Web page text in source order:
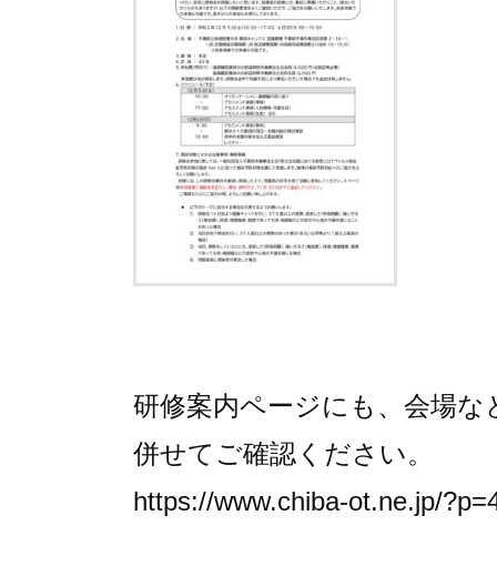
研修案内ページにも、会場
併せてご確認ください。
https://www.chiba-ot.ne.jp/